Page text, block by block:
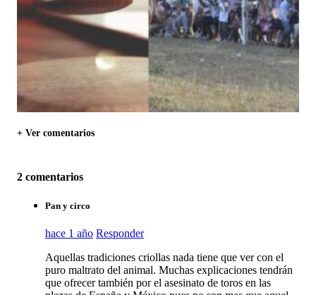
+ Ver comentarios
2 comentarios
Pan y circo
hace 1 año Responder
Aquellas tradiciones criollas nada tiene que ver con el
puro maltrato del animal. Muchas explicaciones tendrán
que ofrecer también por el asesinato de toros en las